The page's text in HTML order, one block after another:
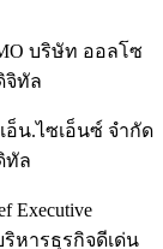
บริษัท ออลโซ
จิทัล
น.ไซเอ็นซ์ จำกัด
ทัล
Executive
ริหารธุรกิจดีเด่น